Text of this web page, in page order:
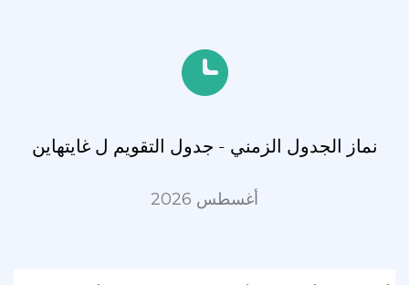
نماز الجدول الزمني - جدول التقويم ل غايتهاين
أغسطس 2026